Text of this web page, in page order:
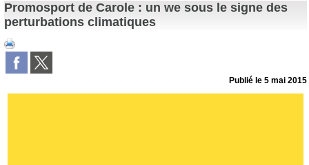
Promosport de Carole : un we sous le signe des
perturbations climatiques
Publié le5 mai 2015